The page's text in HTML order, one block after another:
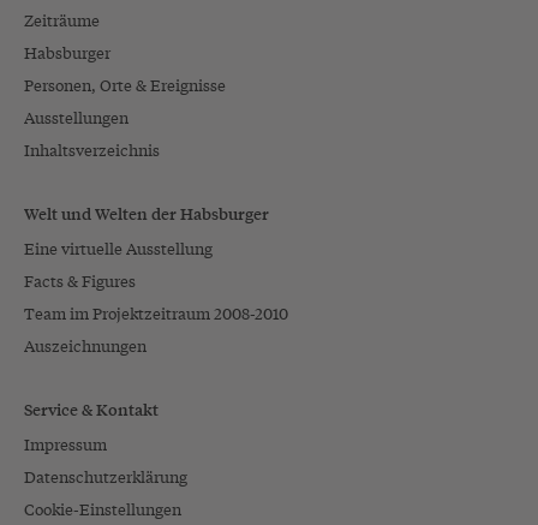
Zeiträume
Habsburger
Personen, Orte & Ereignisse
Ausstellungen
Inhaltsverzeichnis
Welt und Welten der Habsburger
Eine virtuelle Ausstellung
Facts & Figures
Team im Projektzeitraum 2008-2010
Auszeichnungen
Service & Kontakt
Impressum
Datenschutzerklärung
Cookie-Einstellungen